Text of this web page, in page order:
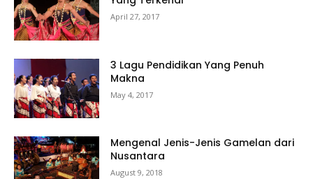
April 27, 2017
3 Lagu Pendidikan Yang Penuh
Makna
May 4, 2017
Mengenal Jenis-Jenis Gamelan dari
Nusantara
August 9, 2018